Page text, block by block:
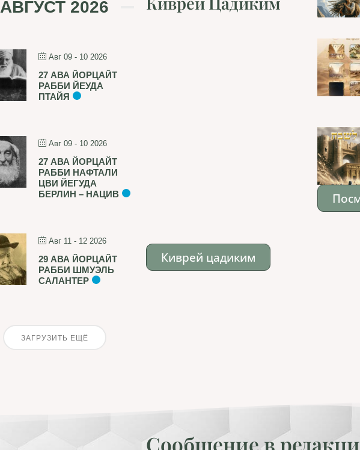
АВГУСТ 2026
Авг 09 - 10 2026
27 АВА ЙОРЦАЙТ
РАББИ ЙЕУДА
ПТАЙЯ
Авг 09 - 10 2026
27 АВА ЙОРЦАЙТ
РАББИ НАФТАЛИ
ЦВИ ЙЕГУДА
БЕРЛИН – НАЦИВ
Авг 11 - 12 2026
29 АВА ЙОРЦАЙТ
РАББИ ШМУЭЛЬ
САЛАНТЕР
ЗАГРУЗИТЬ ЕЩЁ
Киврей цадиким
Сообщение в